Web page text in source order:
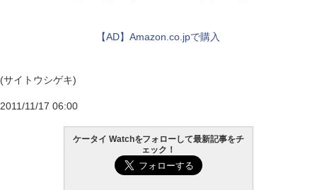
【AD】Amazon.co.jpで購入
(サイトウシゲキ)
2011/11/17 06:00
ケータイ Watchをフォローして最新記事をチ
ェック！